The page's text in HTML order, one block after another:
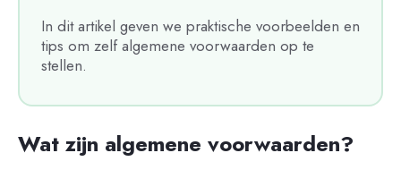
In dit artikel geven we praktische voorbeelden en
tips om zelf algemene voorwaarden op te
stellen.
Wat zijn algemene voorwaarden?